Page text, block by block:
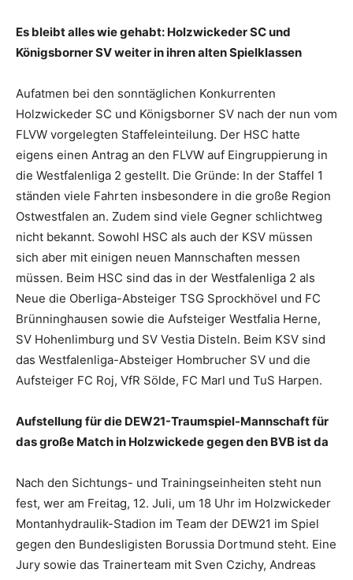
Es bleibt alles wie gehabt: Holzwickeder SC und
Königsborner SV weiter in ihren alten Spielklassen
Aufatmen bei den sonntäglichen Konkurrenten
Holzwickeder SC und Königsborner SV nach der nun vom
FLVW vorgelegten Staffeleinteilung. Der HSC hatte
eigens einen Antrag an den FLVW auf Eingruppierung in
die Westfalenliga 2 gestellt. Die Gründe: In der Staffel 1
ständen viele Fahrten insbesondere in die große Region
Ostwestfalen an. Zudem sind viele Gegner schlichtweg
nicht bekannt. Sowohl HSC als auch der KSV müssen
sich aber mit einigen neuen Mannschaften messen
müssen. Beim HSC sind das in der Westfalenliga 2 als
Neue die Oberliga-Absteiger TSG Sprockhövel und FC
Brünninghausen sowie die Aufsteiger Westfalia Herne,
SV Hohenlimburg und SV Vestia Disteln. Beim KSV sind
das Westfalenliga-Absteiger Hombrucher SV und die
Aufsteiger FC Roj, VfR Sölde, FC Marl und TuS Harpen.
Aufstellung für die DEW21-Traumspiel-Mannschaft für
das große Match in Holzwickede gegen den BVB ist da
Nach den Sichtungs- und Trainingseinheiten steht nun
fest, wer am Freitag, 12. Juli, um 18 Uhr im Holzwickeder
Montanhydraulik-Stadion im Team der DEW21 im Spiel
gegen den Bundesligisten Borussia Dortmund steht. Eine
Jury sowie das Trainerteam mit Sven Czichy, Andreas